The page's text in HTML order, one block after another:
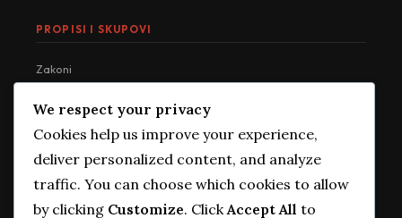
PROPISI I SKUPOVI
Zakoni
Uredbe
Norme
Kongresi
Savjetovanja
We respect your privacy
Cookies help us improve your experience,
deliver personalized content, and analyze
traffic. You can choose which cookies to allow
by clicking Customize. Click Accept All to